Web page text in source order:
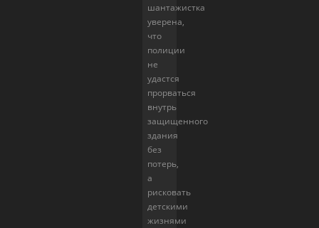
шантажистка
уверена,
что
полиции
не
удастся
прорваться
внутрь
защищенного
здания
без
потерь,
а
рисковать
детскими
жизнями